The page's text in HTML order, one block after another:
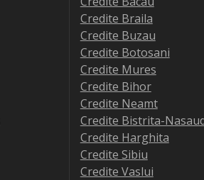
Credite Braila
Credite Buzau
Credite Botosani
Credite Mures
Credite Bihor
Credite Neamt
Credite Bistrita-
Credite Harghita
Credite Sibiu
Credite Vaslui